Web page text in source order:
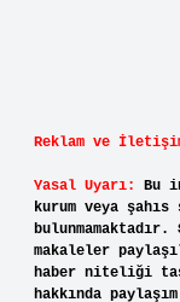
Reklam ve
Yasal Uyarı:
Bu
kurum veya
makaleler
haber niteliği
hakkında